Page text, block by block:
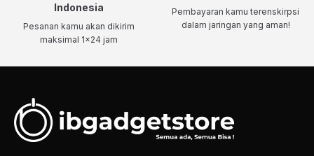
Indonesia
Pesanan kamu akan dikirim
maksimal 1x24 jam
Pembayaran kamu terenskirpsi
dalam jaringan yang aman!